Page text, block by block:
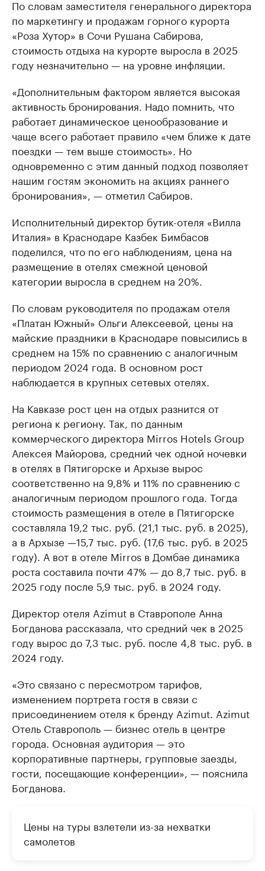
По словам заместителя генерального директора
по маркетингу и продажам горного курорта
«Роза Хутор» в Сочи Рушана Сабирова,
стоимость отдыха на курорте выросла в 2025
году незначительно — на уровне инфляции.
«Дополнительным фактором является высокая
активность бронирования. Надо помнить, что
работает динамическое ценообразование и
чаще всего работает правило «чем ближе к дате
поездки — тем выше стоимость». Но
одновременно с этим данный подход позволяет
нашим гостям экономить на акциях раннего
бронирования», — отметил Сабиров.
Исполнительный директор бутик-отеля «Вилла
Италия» в Краснодаре Казбек Бимбасов
поделился, что по его наблюдениям, цена на
размещение в отелях смежной ценовой
категории выросла в среднем на 20%.
По словам руководителя по продажам отеля
«Платан Южный» Ольги Алексеевой, цены на
майские праздники в Краснодаре повысились в
среднем на 15% по сравнению с аналогичным
периодом 2024 года. В основном рост
наблюдается в крупных сетевых отелях.
На Кавказе рост цен на отдых разнится от
региона к региону. Так, по данным
коммерческого директора Mirros Hotels Group
Алексея Майорова, средний чек одной ночевки
в отелях в Пятигорске и Архызе вырос
соответственно на 9,8% и 11% по сравнению с
аналогичным периодом прошлого года. Тогда
стоимость размещения в отеле в Пятигорске
составляла 19,2 тыс. руб. (21,1 тыс. руб. в 2025),
а в Архызе —15,7 тыс. руб. (17,6 тыс. руб. в 2025
году). А вот в отеле Mirros в Домбае динамика
роста составила почти 47% — до 8,7 тыс. руб. в
2025 году после 5,9 тыс. руб. в 2024 году.
Директор отеля Azimut в Ставрополе Анна
Богданова рассказала, что средний чек в 2025
году вырос до 7,3 тыс. руб. после 4,8 тыс. руб. в
2024 году.
«Это связано с пересмотром тарифов,
изменением портрета гостя в связи с
присоединением отеля к бренду Azimut. Azimut
Отель Ставрополь — бизнес отель в центре
города. Основная аудитория — это
корпоративные партнеры, групповые заезды,
гости, посещающие конференции», — пояснила
Богданова.
Цены на туры взлетели из-за нехватки
самолетов